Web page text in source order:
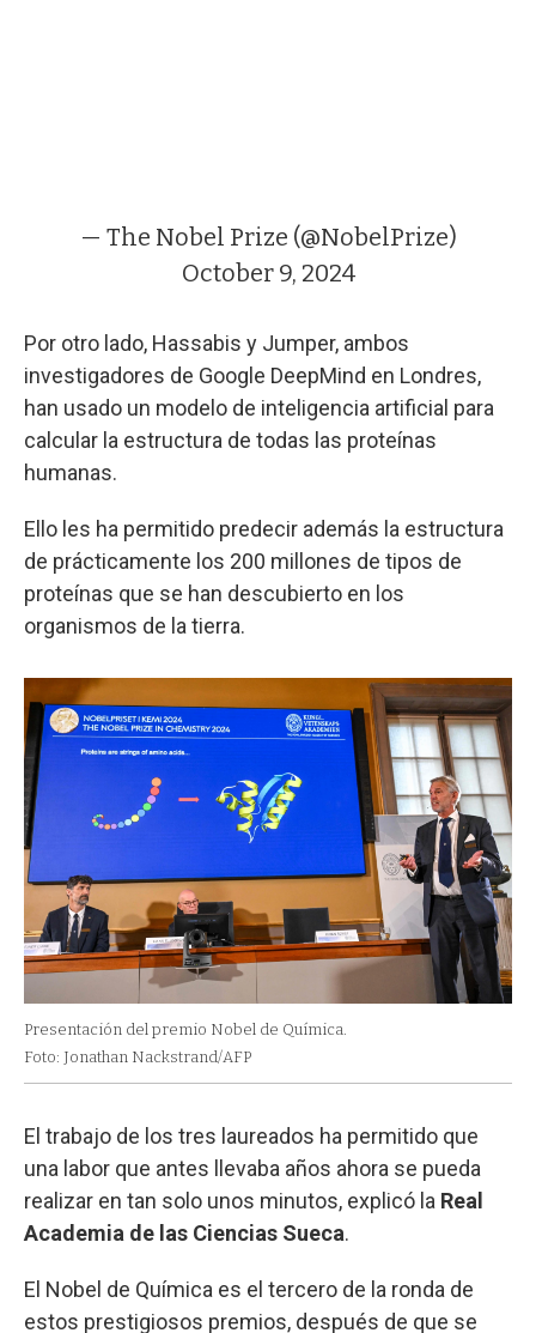
— The Nobel Prize (@NobelPrize)
October 9, 2024
Por otro lado, Hassabis y Jumper, ambos
investigadores de Google DeepMind en Londres,
han usado un modelo de inteligencia artificial para
calcular la estructura de todas las proteínas
humanas.
Ello les ha permitido predecir además la estructura
de prácticamente los 200 millones de tipos de
proteínas que se han descubierto en los
organismos de la tierra.
Presentación del premio Nobel de Química.
Foto: Jonathan Nackstrand/AFP
El trabajo de los tres laureados ha permitido que
una labor que antes llevaba años ahora se pueda
realizar en tan solo unos minutos, explicó la Real
Academia de las Ciencias Sueca.
El Nobel de Química es el tercero de la ronda de
estos prestigiosos premios, después de que se